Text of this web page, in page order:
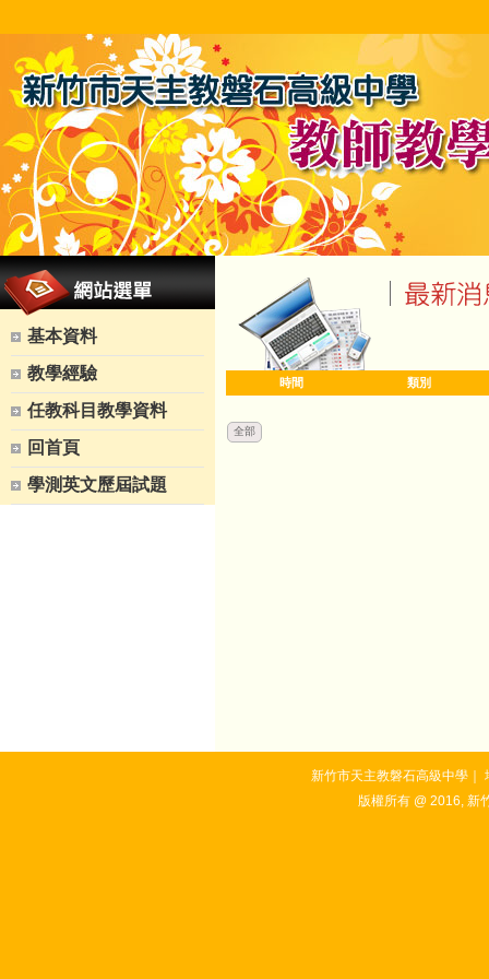
基本資料
教學經驗
任教科目教學資料
回首頁
學測英文歷屆試題
時間 類別
全部
新竹市天主教磐石高級中學｜
版權所有 @ 2016, 新